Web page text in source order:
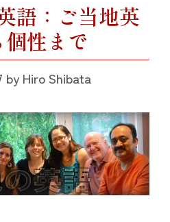
語：ご当地英
性まで
by Hiro Shibata